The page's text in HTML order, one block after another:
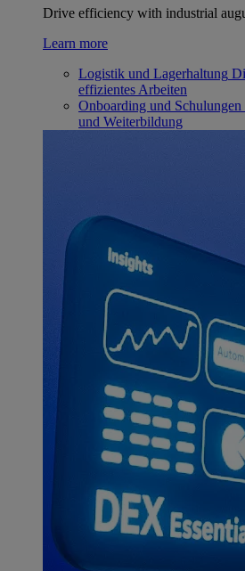
Drive efficiency with industrial
Learn more
Logistik und Lagerhaltung
effizientes Arbeiten
Onboarding und Schulungen
und Weiterbildung